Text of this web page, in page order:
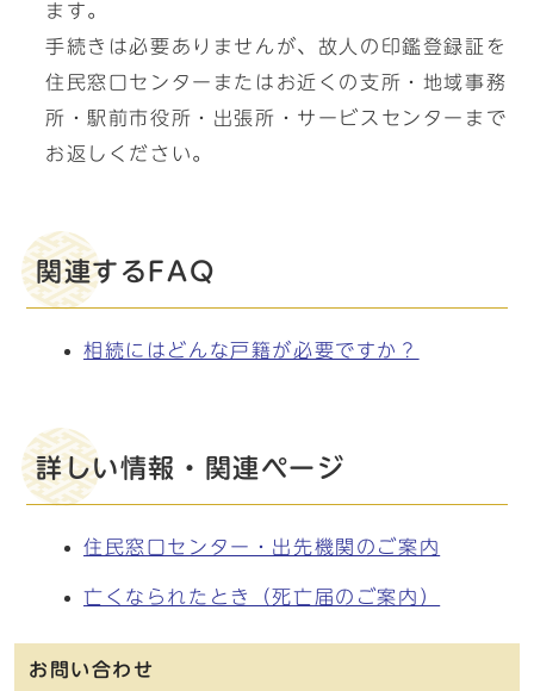
ます。
手続きは必要ありませんが、故人の印鑑登録証を
住民窓口センターまたはお近くの支所・地域事務
所・駅前市役所・出張所・サービスセンターまで
お返しください。
関連するFAQ
相続にはどんな戸籍が必要ですか？
詳しい情報・関連ページ
住民窓口センター・出先機関のご案内
亡くなられたとき（死亡届のご案内）
お問い合わせ